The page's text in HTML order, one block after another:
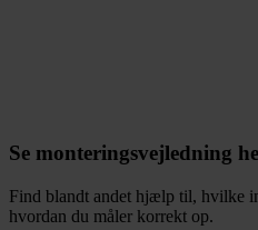
Se monteringsvejledning
Find blandt andet hjælp til, hvilke
hvordan du måler korrekt op.